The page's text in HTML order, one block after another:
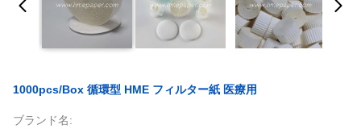
1000pcs/Box 循環型 HME フィルター紙 医療用
ブランド名: